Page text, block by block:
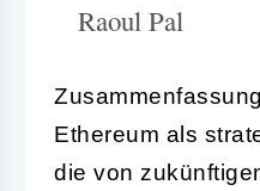
Raoul Pal
Ethereum als
die von